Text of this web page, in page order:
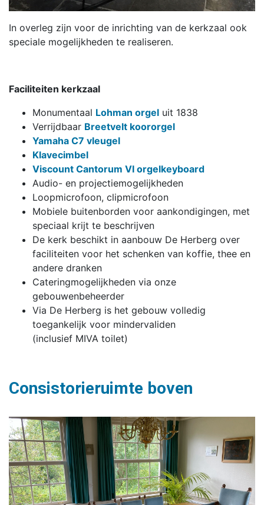
In overleg zijn voor de inrichting van de kerkzaal ook
speciale mogelijkheden te realiseren.
Faciliteiten kerkzaal
Monumentaal Lohman orgel uit 1838
Verrijdbaar Breetvelt koororgel
Yamaha C7 vleugel
Klavecimbel
Viscount Cantorum VI orgelkeyboard
Audio- en projectiemogelijkheden
Loopmicrofoon, clipmicrofoon
Mobiele buitenborden voor aankondigingen, met
speciaal krijt te beschrijven
De kerk beschikt in aanbouw De Herberg over
faciliteiten voor het schenken van koffie, thee en
andere dranken
Cateringmogelijkheden via onze
gebouwenbeheerder
Via De Herberg is het gebouw volledig
toegankelijk voor mindervaliden
(inclusief MIVA toilet)
Consistorieruimte boven